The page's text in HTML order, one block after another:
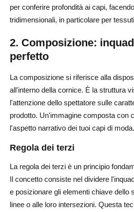
per conferire profondità ai capi,
tridimensionali, in particolare per
2. Composizione:
perfetto
La composizione si riferisce alla
all'interno della cornice. È la struttura
l'attenzione dello spettatore sulle
prodotto. Un'immagine composta con
l'aspetto narrativo dei tuoi capi di moda.
Regola dei terzi
La regola dei terzi è un principio
Il concetto consiste nel dividere
e posizionare gli elementi chiave dello
linee o alle loro intersezioni. Questa